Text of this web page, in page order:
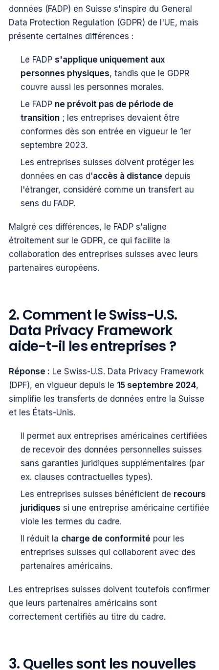
données (FADP) en Suisse s'inspire du General
Data Protection Regulation (GDPR) de l'UE, mais
présente certaines différences :
Le FADP s'applique uniquement aux
personnes physiques, tandis que le GDPR
couvre aussi les personnes morales.
Le FADP ne prévoit pas de période de
transition; les entreprises devaient être
conformes dès son entrée en vigueur le 1er
septembre 2023.
Les entreprises suisses doivent protéger les
données en cas d'accès à distance depuis
l'étranger, considéré comme un transfert au
sens du FADP.
Malgré ces différences, le FADP s'aligne
étroitement sur le GDPR, ce qui facilite la
collaboration des entreprises suisses avec leurs
partenaires européens.
2. Comment le Swiss-U.S.
Data Privacy Framework
aide-t-il les entreprises ?
Réponse : Le Swiss-U.S. Data Privacy Framework
(DPF), en vigueur depuis le 15 septembre 2024,
simplifie les transferts de données entre la Suisse
et les États-Unis.
Il permet aux entreprises américaines certifiées
de recevoir des données personnelles suisses
sans garanties juridiques supplémentaires (par
ex. clauses contractuelles types).
Les entreprises suisses bénéficient de recours
juridiques si une entreprise américaine certifiée
viole les termes du cadre.
Il réduit la charge de conformité pour les
entreprises suisses qui collaborent avec des
partenaires américains.
Les entreprises suisses doivent toutefois confirmer
que leurs partenaires américains sont
correctement certifiés au titre du cadre.
3. Quelles sont les nouvelles